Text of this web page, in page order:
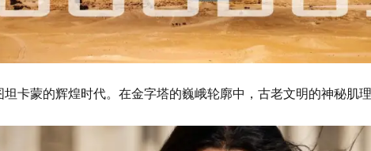
卡蒙的辉煌时代。在金字塔的巍峨轮廓中，古老文明的神秘肌